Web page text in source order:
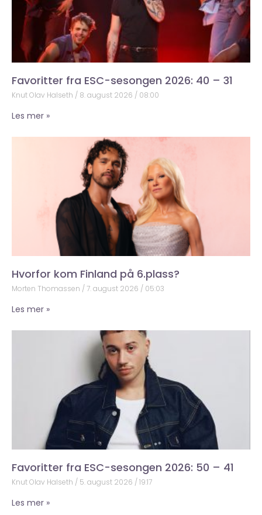
Favoritter fra ESC-sesongen 2026: 40 – 31
Knut Olav Halseth 8. august 2026 08:00
Les mer »
Hvorfor kom Finland på 6.plass?
Morten Thomassen 7. august 2026 05:03
Les mer »
Favoritter fra ESC-sesongen 2026: 50 – 41
Knut Olav Halseth 5. august 2026 19:17
Les mer »